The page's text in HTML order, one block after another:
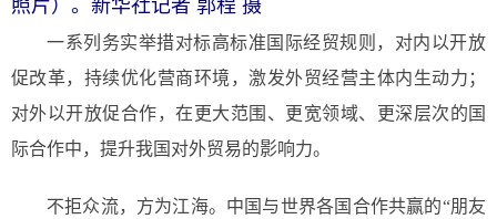
照片）。新华社记者 郭程 摄
一系列务实举措对标高标准国际经贸规则，对内以开放
促改革，持续优化营商环境，激发外贸经营主体内生动力；
对外以开放促合作，在更大范围、更宽领域、更深层次的国
际合作中，提升我国对外贸易的影响力。
不拒众流，方为江海。中国与世界各国合作共赢的“朋友